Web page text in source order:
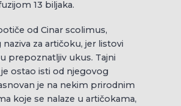
13 biljaka.
od Cinar scolimus,
za artičoku, jer listovi
prepoznatljiv ukus. Tajni
ostao isti od njegovog
je na nekim prirodnim
koje se nalaze u artičokama,